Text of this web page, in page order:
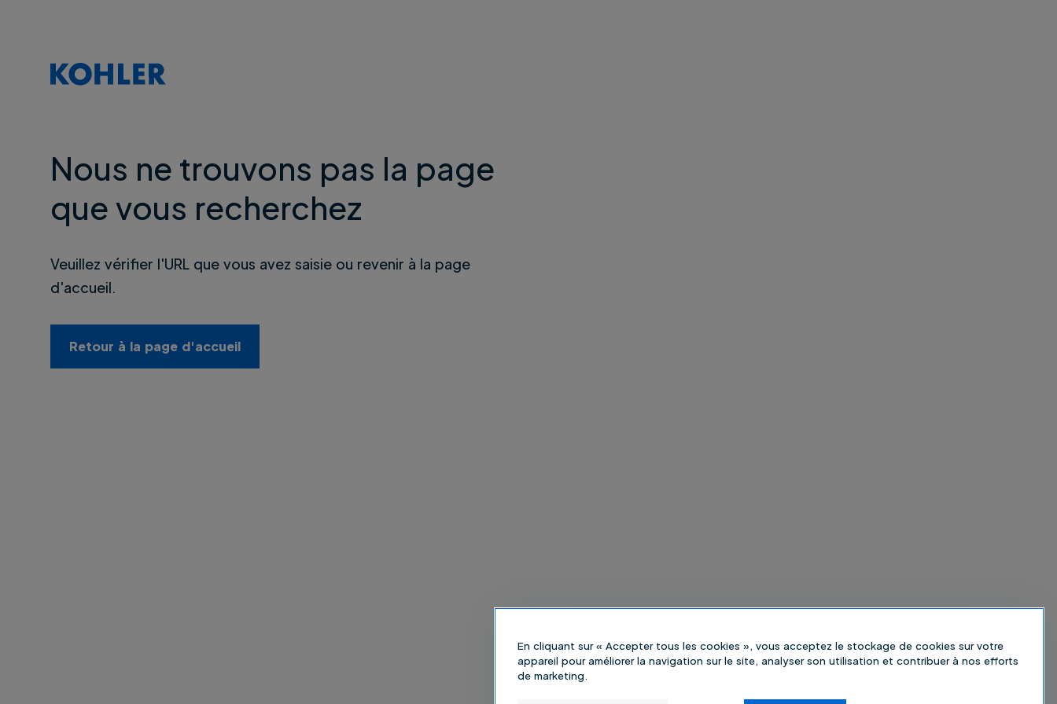
Nous ne trouvons pas la page
que vous recherchez
Veuillez vérifier l'URL que vous avez saisie ou revenir à la page
d'accueil.
Retour à la page d'accueil
En cliquant sur « Accepter tous les cookies », vous acceptez le stockage de cookies sur votre
appareil pour améliorer la navigation sur le site, analyser son utilisation et contribuer à nos efforts
de marketing.